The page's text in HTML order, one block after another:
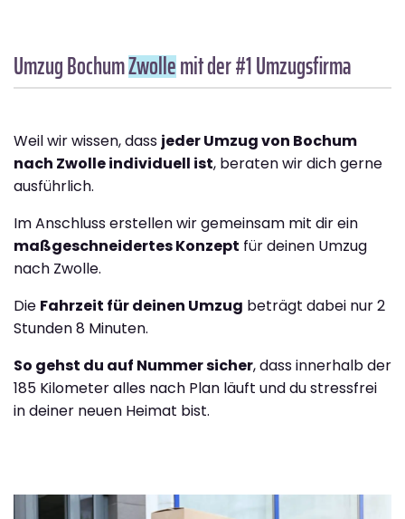
Umzug BochumZwollemit der #1 Umzugsfirma
Weil wir wissen, dass jeder Umzug von Bochum
nach Zwolle individuell ist, beraten wir dich gerne
ausführlich.
Im Anschluss erstellen wir gemeinsam mit dir ein
maßgeschneidertes Konzept für deinen Umzug
nach Zwolle.
Die Fahrzeit für deinen Umzug beträgt dabei nur 2
Stunden 8 Minuten.
So gehst du auf Nummer sicher, dass innerhalb der
185 Kilometer alles nach Plan läuft und du stressfrei
in deiner neuen Heimat bist.